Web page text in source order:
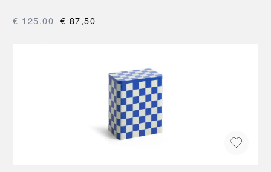
€ 125,00 € 87,50